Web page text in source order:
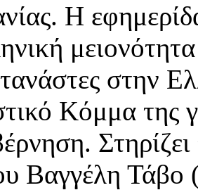
Η
στην
Κόμμα της
Βαγγέλη Τάβο